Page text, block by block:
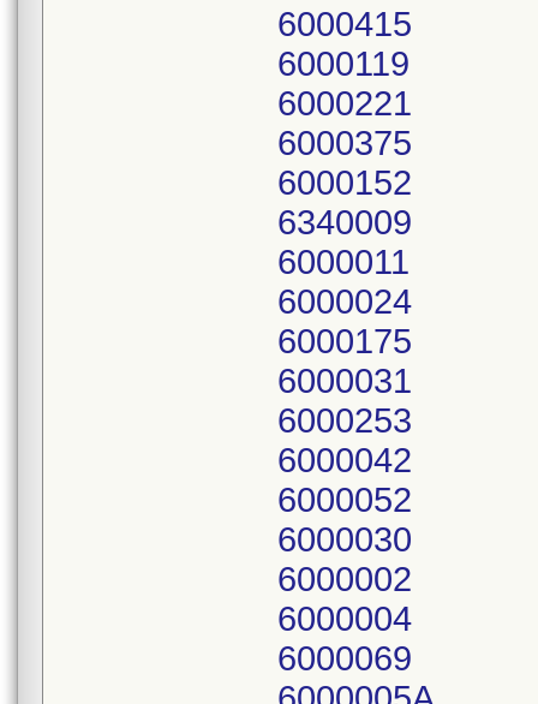
6000415
6000119
6000221
6000375
6000152
6340009
6000011
6000024
6000175
6000031
6000253
6000042
6000052
6000030
6000002
6000004
6000069